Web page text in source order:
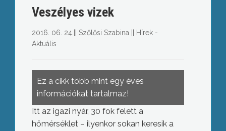
Veszélyes vizek
2016. 06. 24. Szőlősi Szabina
Hírek -
Aktuális
Ez a cikk több mint egy éves
információkat tartalmaz!
Itt az igazi nyár, 30 fok felett a
hőmérséklet – ilyenkor sokan keresik a